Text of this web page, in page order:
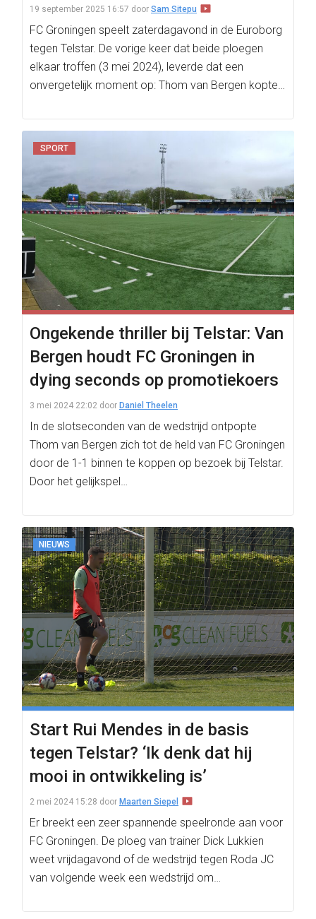
19 september 2025 16:57 door Sam Sitepu
FC Groningen speelt zaterdagavond in de Euroborg
tegen Telstar. De vorige keer dat beide ploegen
elkaar troffen (3 mei 2024), leverde dat een
onvergetelijk moment op: Thom van Bergen kopte…
SPORT
Ongekende thriller bij Telstar: Van
Bergen houdt FC Groningen in
dying seconds op promotiekoers
3 mei 2024 22:02 door Daniel Theelen
In de slotseconden van de wedstrijd ontpopte
Thom van Bergen zich tot de held van FC Groningen
door de 1-1 binnen te koppen op bezoek bij Telstar.
Door het gelijkspel…
NIEUWS
Start Rui Mendes in de basis
tegen Telstar? ‘Ik denk dat hij
mooi in ontwikkeling is’
2 mei 2024 15:28 door Maarten Siepel
Er breekt een zeer spannende speelronde aan voor
FC Groningen. De ploeg van trainer Dick Lukkien
weet vrijdagavond of de wedstrijd tegen Roda JC
van volgende week een wedstrijd om…